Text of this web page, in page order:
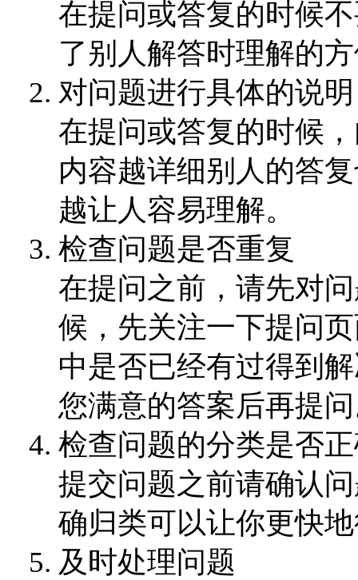
在提问或答复的时候
了别人解答时理解的
对问题进行具体的说明
在提问或答复的时候
内容越详细别人的答
越让人容易理解。
检查问题是否重复
在提问之前，请先对
候，先关注一下提问
中是否已经有过得到
您满意的答案后再提
检查问题的分类是否
提交问题之前请确认
确归类可以让你更快
及时处理问题